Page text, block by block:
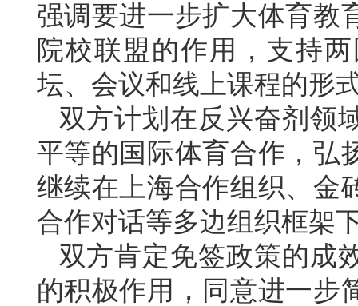
强调要进一步扩大体育教
院校联盟的作用，支持
坛、会议和线上课程的形
双方计划在反兴奋剂领
平等的国际体育合作，弘
继续在上海合作组织、金
合作对话等多边组织框架
双方肯定免签政策的成
的积极作用，同意进一步